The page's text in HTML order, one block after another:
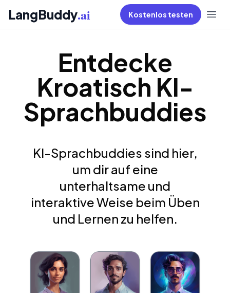
LangBuddy.ai Kostenlos testen
Entdecke
Kroatisch KI-
Sprachbuddies
KI-Sprachbuddies sind hier,
um dir auf eine
unterhaltsame und
interaktive Weise beim Üben
und Lernen zu helfen.